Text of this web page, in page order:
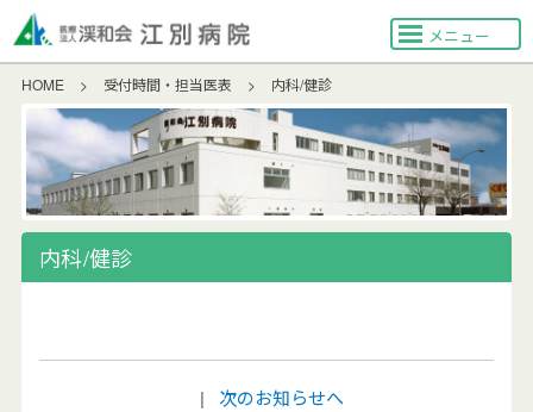
メニュー
HOME > 受付時間・担当医表 > 内科/健診
内科/健診
|
次のお知らせへ